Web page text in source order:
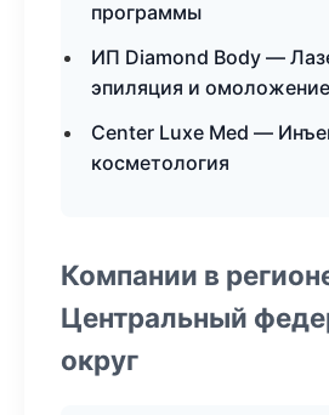
программы
ИП Diamond Body —
эпиляция и омоложение
Center Luxe Med —
косметология
Компании в
Центральный
округ